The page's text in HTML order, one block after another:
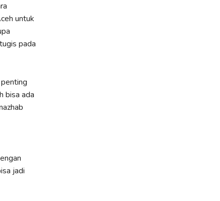
untuk
pada
bisa ada
jadi